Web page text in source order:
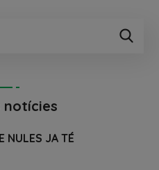
notícies
NULES JA TÉ